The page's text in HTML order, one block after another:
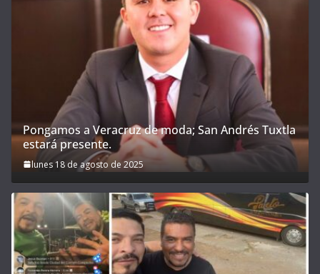
Pongamos a Veracruz de moda; San Andrés Tuxtla
estará presente.
lunes 18 de agosto de 2025